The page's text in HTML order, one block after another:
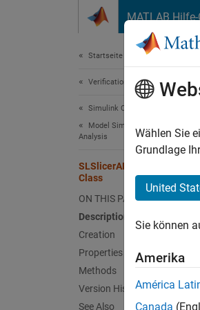
MATLAB
Startseite der Dokumentation
Verification, Validation, and Test
Simulink Check
Model Simplification with
Analysis
Class
ON THIS PAGE
Description
Creation
Properties
Methods
Version History
See Also
Wählen Sie
Grundlage
United
Sie können
Amerika
América
Canada